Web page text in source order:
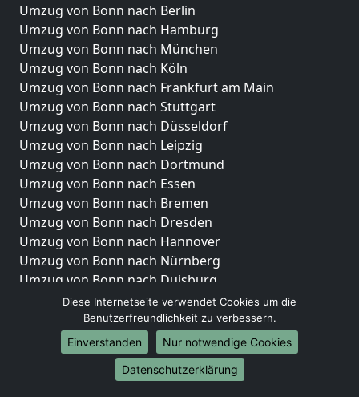
Umzug von Bonn nach Berlin
Umzug von Bonn nach Hamburg
Umzug von Bonn nach München
Umzug von Bonn nach Köln
Umzug von Bonn nach Frankfurt am Main
Umzug von Bonn nach Stuttgart
Umzug von Bonn nach Düsseldorf
Umzug von Bonn nach Leipzig
Umzug von Bonn nach Dortmund
Umzug von Bonn nach Essen
Umzug von Bonn nach Bremen
Umzug von Bonn nach Dresden
Umzug von Bonn nach Hannover
Umzug von Bonn nach Nürnberg
Umzug von Bonn nach Duisburg
Umzug von Bonn nach Bochum
Umzug von Bonn nach Wuppertal
Umzug von Bonn nach Bielefeld
Umzug von Bonn nach Bonn
Umzug von Bonn nach Münster
Diese Internetseite verwendet Cookies um die
Benutzerfreundlichkeit zu verbessern.
Einverstanden
Nur notwendige Cookies
Datenschutzerklärung